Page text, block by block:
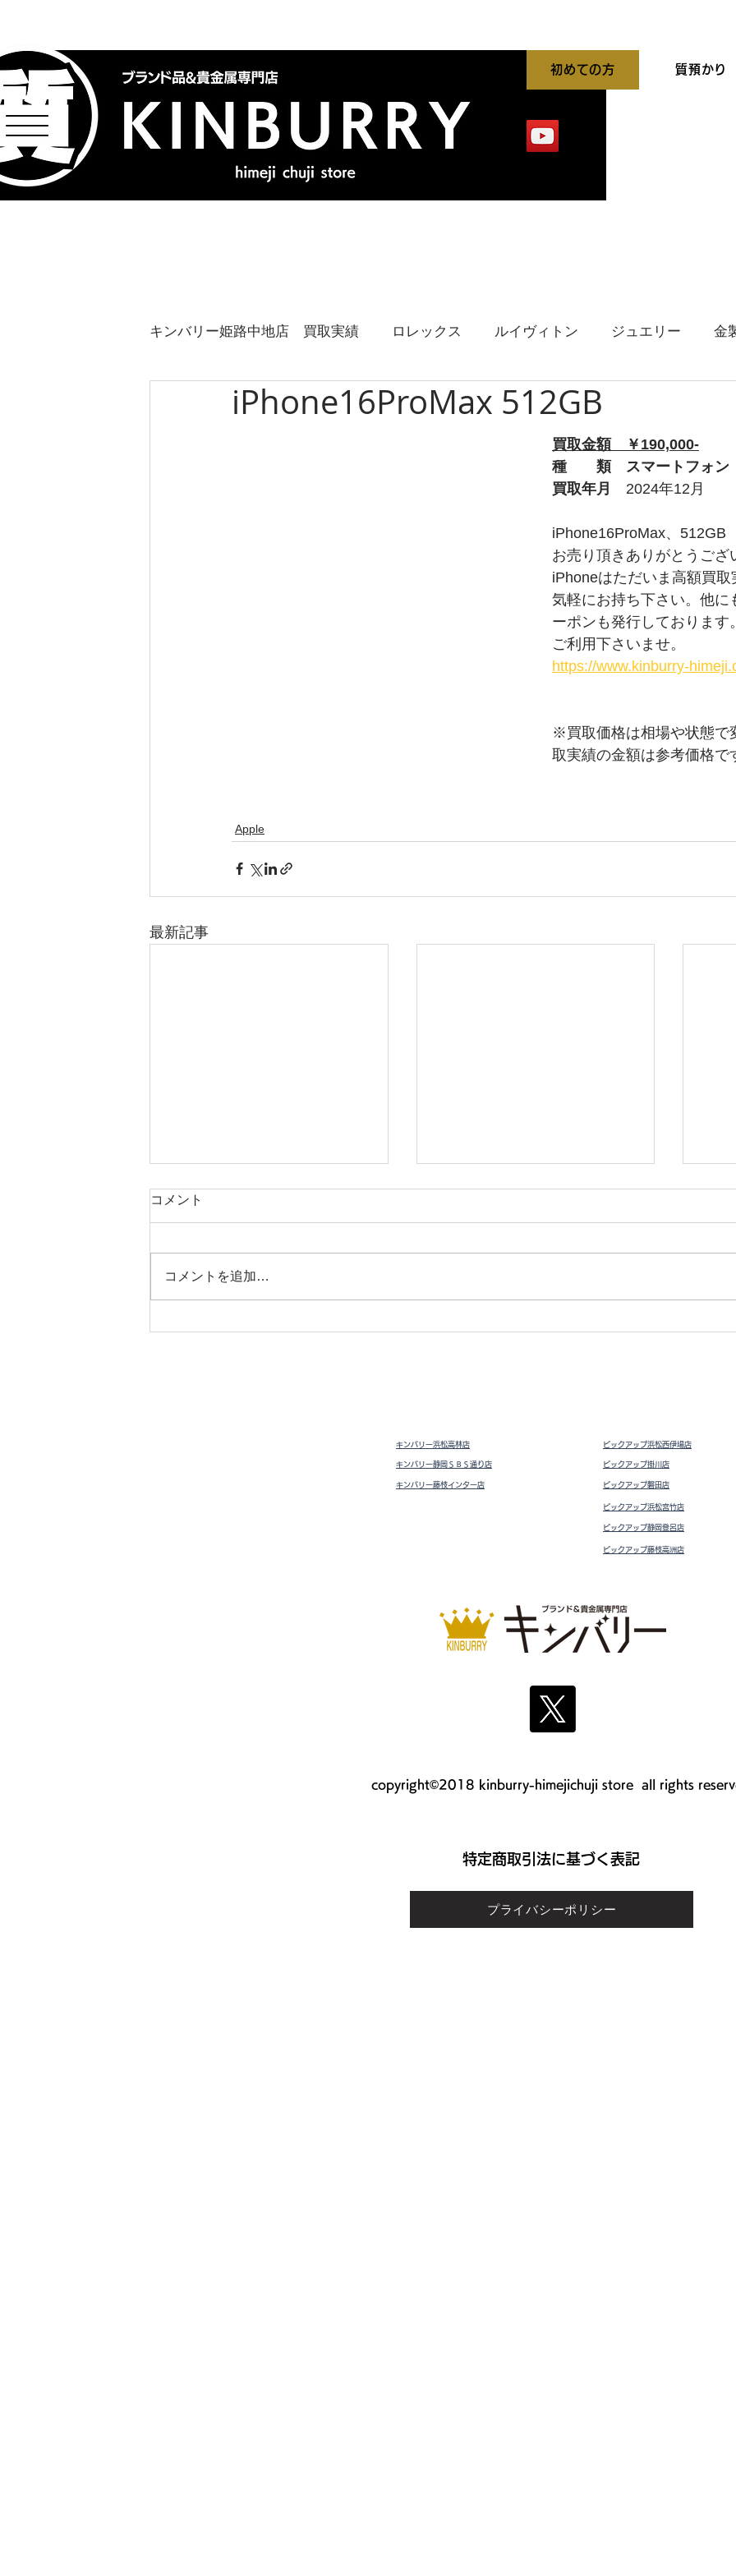
初めての方 質預かり
キンバリー姫路中地店 買取実績 ロレックス ルイヴィトン ジュエリー 金
エルメス カルティエ ブルガリ 時計 グッチ バーバリー
チューダー トムフォード オ
ティファニー ウブロ
タグホイヤー ロエベ
iPhone16ProMax 512GB
買取金額　￥190,000-
種　　類　スマートフォン
買取年月 2024年12月
iPhone16ProMax、512GB
お売り頂きありがとうござ
iPhoneはただいま高額買
気軽にお持ち下さい。他に
ーポンも発行しております
ご利用下さいませ。
https://www.kinburry-
※買取価格は相場や状態で
取実績の金額は参考価格で
Apple
最新記事
iPhone12 mini 64GB
コメント
コメントを追加…
キンバリー浜松高林店
キンバリー静岡ＳＢＳ通り店
キンバリー藤枝インター店
ピックアップ浜松西伊場店
ピックアップ掛川 店
ピックアップ磐田店
ピックアップ浜松宮竹店
ピックアップ静岡登呂店
ピックアップ藤枝高洲店
copyright©2018 kinburry-himejichuji store all rights
​特定商取引法に基づく表記
プライバシーポリシー